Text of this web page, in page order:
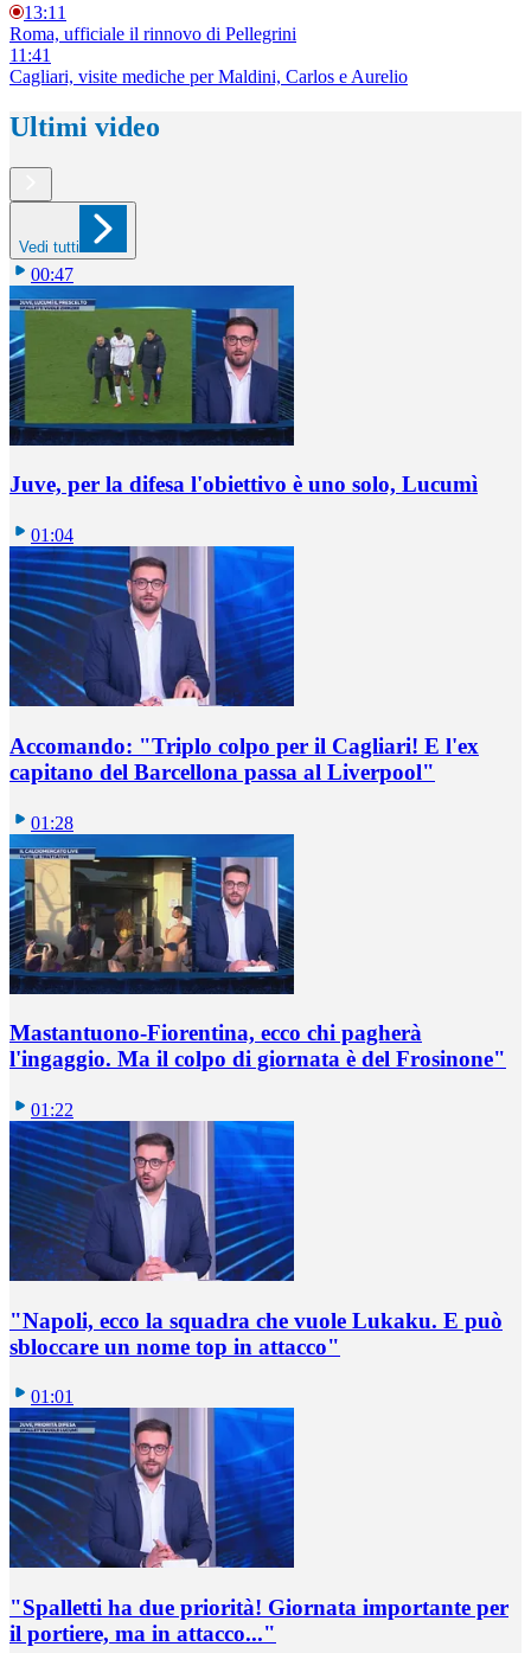
13:11
Roma, ufficiale il rinnovo di Pellegrini
11:41
Cagliari, visite mediche per Maldini, Carlos e Aurelio
Ultimi video
Vedi tutti
00:47
Juve, per la difesa l'obiettivo è uno solo, Lucumì
01:04
Accomando: "Triplo colpo per il Cagliari! E l'ex
capitano del Barcellona passa al Liverpool"
01:28
Mastantuono-Fiorentina, ecco chi pagherà
l'ingaggio. Ma il colpo di giornata è del Frosinone"
01:22
"Napoli, ecco la squadra che vuole Lukaku. E può
sbloccare un nome top in attacco"
01:01
"Spalletti ha due priorità! Giornata importante per
il portiere, ma in attacco..."